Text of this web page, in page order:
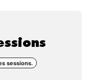
sessions.